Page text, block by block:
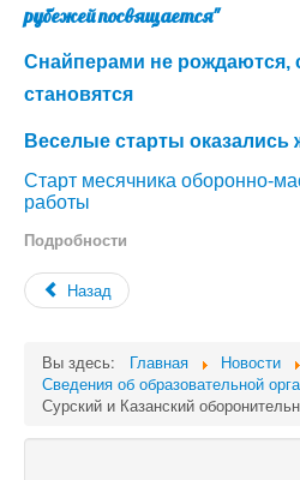
рубежей посвящается"
Снайперами не рождаются,
становятся
Веселые старты оказались
Старт месячника оборонно-
работы
Подробности
Назад
Вы здесь: Главная
Новости
Сведения об образовательной
Сурский и Казанский